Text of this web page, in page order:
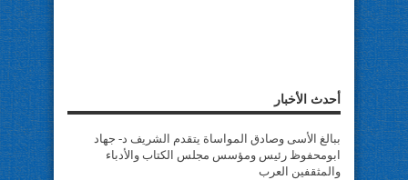
أحدث الأخبار
ببالغ الأسى وصادق المواساة يتقدم الشريف د- جهاد
ابومحفوظ رئيس ومؤسس مجلس الكتاب والأدباء
والمثقفين العرب